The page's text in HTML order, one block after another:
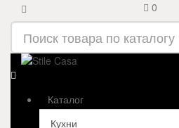
0
Каталог
Кухни